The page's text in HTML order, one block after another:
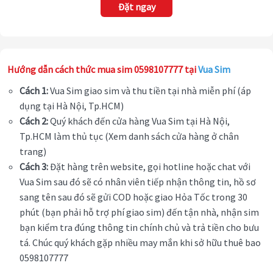
Đặt ngay
Hướng dẫn cách thức mua sim 0598107777 tạiVua Sim
Cách 1:Vua Sim giao sim và thu tiền tại nhà miễn phí (áp
dụng tại Hà Nội, Tp.HCM)
Cách 2:Quý khách đến cửa hàng Vua Sim tại Hà Nội,
Tp.HCM làm thủ tục (Xem danh sách cửa hàng ở chân
trang)
Cách 3:Đặt hàng trên website, gọi hotline hoặc chat với
Vua Sim sau đó sẽ có nhân viên tiếp nhận thông tin, hồ sơ
sang tên sau đó sẽ gửi COD hoặc giao Hỏa Tốc trong 30
phút (bạn phải hỗ trợ phí giao sim) đến tận nhà, nhận sim
bạn kiểm tra đúng thông tin chính chủ và trả tiền cho bưu
tá. Chúc quý khách gặp nhiều may mắn khi sở hữu thuê bao
0598107777